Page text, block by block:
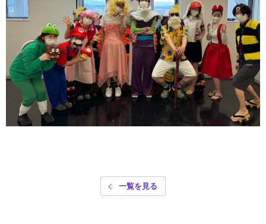
一覧を見る